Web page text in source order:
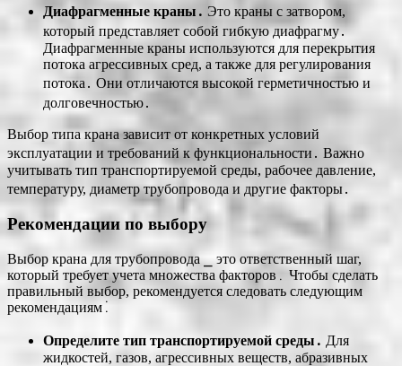
Диафрагменные краны․ Это краны с затвором,
который представляет собой гибкую диафрагму․
Диафрагменные краны используются для перекрытия
потока агрессивных сред, а также для регулирования
потока․ Они отличаются высокой герметичностью и
долговечностью․
Выбор типа крана зависит от конкретных условий
эксплуатации и требований к функциональности․ Важно
учитывать тип транспортируемой среды, рабочее давление,
температуру, диаметр трубопровода и другие факторы․
Рекомендации по выбору
Выбор крана для трубопровода ⎯ это ответственный шаг,
который требует учета множества факторов․ Чтобы сделать
правильный выбор, рекомендуется следовать следующим
рекомендациям⁚
Определите тип транспортируемой среды․ Для
жидкостей, газов, агрессивных веществ, абразивных